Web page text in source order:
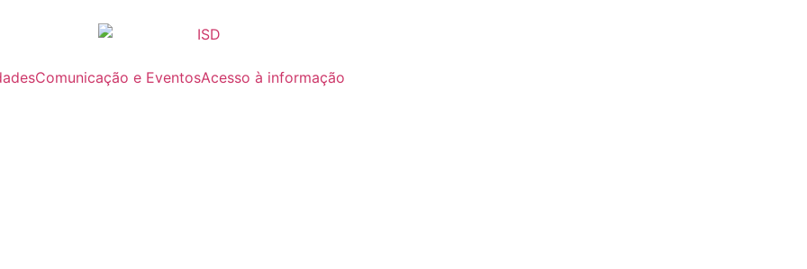
Comunicação e EventosAcesso à informação